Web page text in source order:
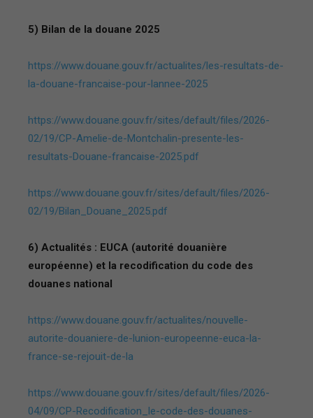
5) Bilan de la douane 2025
https://www.douane.gouv.fr/actualites/les-resultats-de-
la-douane-francaise-pour-lannee-2025
https://www.douane.gouv.fr/sites/default/files/2026-
02/19/CP-Amelie-de-Montchalin-presente-les-
resultats-Douane-francaise-2025.pdf
https://www.douane.gouv.fr/sites/default/files/2026-
02/19/Bilan_Douane_2025.pdf
6) Actualités : EUCA (autorité douanière
européenne) et la recodification du code des
douanes national
https://www.douane.gouv.fr/actualites/nouvelle-
autorite-douaniere-de-lunion-europeenne-euca-la-
france-se-rejouit-de-la
https://www.douane.gouv.fr/sites/default/files/2026-
04/09/CP-Recodification_le-code-des-douanes-